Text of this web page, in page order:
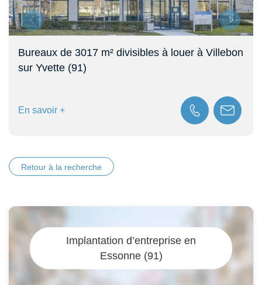
3017 m² divisibles à louer à Villebon
(91)
En
Retour à la recherche
Implantation d’entreprise en
Essonne (91)